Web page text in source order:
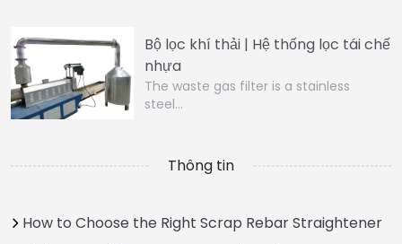
Bộ lọc khí thải | Hệ thống lọc tái chế
nhựa
The waste gas filter is a stainless
steel…
Thông tin
How to Choose the Right Scrap Rebar Straightener